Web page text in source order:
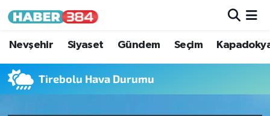
Nevşehir Siyaset Gündem Seçim
Tirebolu Hava Durumu
Nöbetçi Eczaneler
Hava Durumu